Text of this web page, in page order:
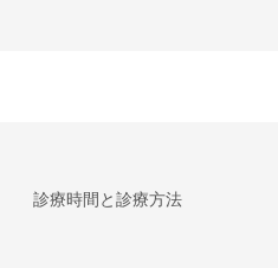
診療時間と診療方法